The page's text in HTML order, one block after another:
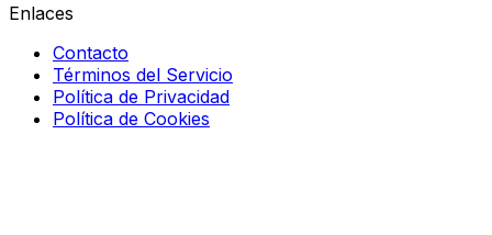
Enlaces
Contacto
Términos del Servicio
Política de Privacidad
Política de Cookies